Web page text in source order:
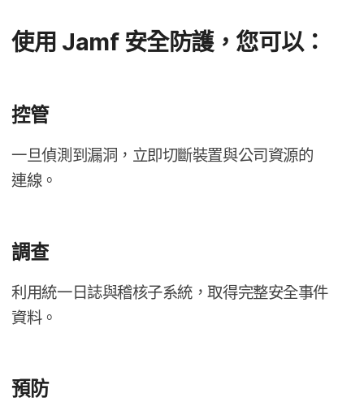
使用 Jamf 安全​防護，​您​可以：
控管
一旦​偵測到​漏洞，​立即​切斷​裝置​與​公司​資源​的​
連線。
調查
利用​統一日​誌​與​稽核子​系統，​取得​完整​安全​事件​
資料。
預防